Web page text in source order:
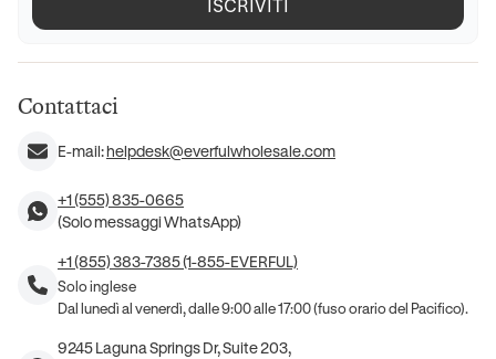
ISCRIVITI
Contattaci
E-mail:helpdesk@everfulwholesale.com
+1 (555) 835-0665
(Solo messaggi WhatsApp)
+1 (855) 383-7385 (1-855-EVERFUL)
Solo inglese
Dal lunedì al venerdì, dalle 9:00 alle 17:00 (fuso orario del Pacifico).
9245 Laguna Springs Dr, Suite 203,